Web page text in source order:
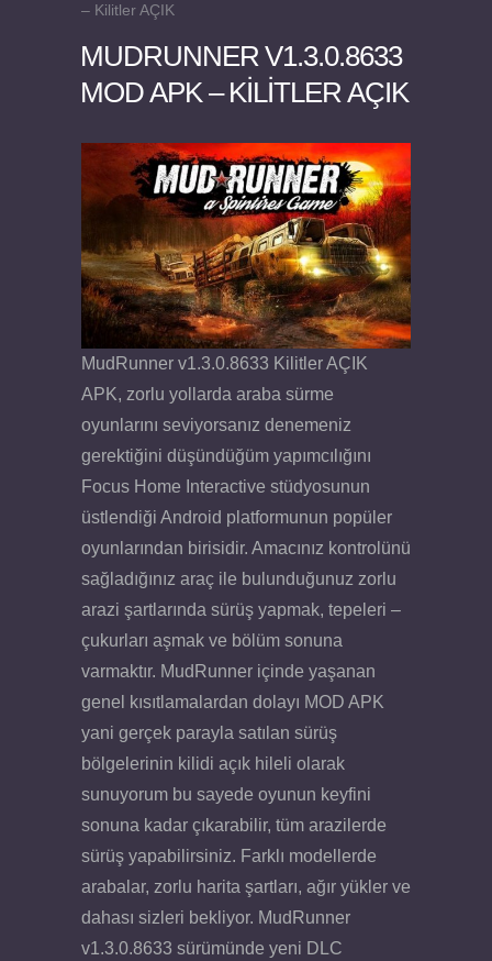
Felix the Reaper v1.25 FULL APK
– Kilitler AÇIK
MUDRUNNER V1.3.0.8633
MOD APK – KILITLER AÇIK
MudRunner v1.3.0.8633 Kilitler AÇIK
APK, zorlu yollarda araba sürme
oyunlarını seviyorsanız denemeniz
gerektiğini düşündüğüm yapımcılığını
Focus Home Interactive stüdyosunun
üstlendiği Android platformunun popüler
oyunlarından birisidir. Amacınız kontrolünü
sağladığınız araç ile bulunduğunuz zorlu
arazi şartlarında sürüş yapmak, tepeleri –
çukurları aşmak ve bölüm sonuna
varmaktır. MudRunner içinde yaşanan
genel kısıtlamalardan dolayı MOD APK
yani gerçek parayla satılan sürüş
bölgelerinin kilidi açık hileli olarak
sunuyorum bu sayede oyunun keyfini
sonuna kadar çıkarabilir, tüm arazilerde
sürüş yapabilirsiniz. Farklı modellerde
arabalar, zorlu harita şartları, ağır yükler ve
dahası sizleri bekliyor. MudRunner
v1.3.0.8633 sürümünde yeni DLC